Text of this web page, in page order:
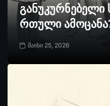
განუკურნებელი
რთული
მაისი 25, 2026